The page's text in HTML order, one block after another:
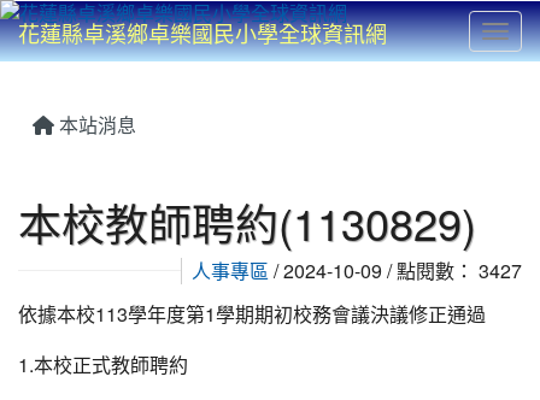
⏸
花蓮縣卓溪鄉卓樂國民小學全球資訊網
本站消息
本校教師聘約(1130829)
人事專區 / 2024-10-09 / 點閱數： 3427
依據本校113學年度第1學期期初校務會議決議修正通過
1.本校正式教師聘約